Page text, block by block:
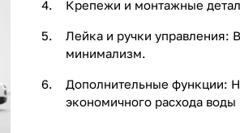
Крепежи и монтажные
Лейка и ручки управления:
минимализм.
Дополнительные функции:
экономичного расхода